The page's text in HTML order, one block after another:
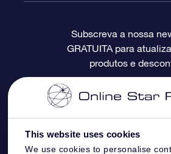
This website uses cookies
We use cookies to personalise
Avaliações
O Cartão Presente OSR
Presentes corporativos
Página de Estrela
Um Milhão de Estrelas
OSR screensaver de estrela
Informação de pagamento
Informação de envio
Política de Devolução
Subscreva a nossa
GRATUITA para
produtos e